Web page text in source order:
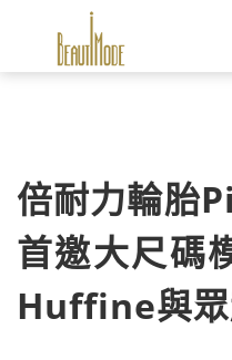
倍耐力輪胎
首邀大尺碼
Huffine與眾